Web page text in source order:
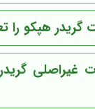
گریدر هپکو را
غیراصلی